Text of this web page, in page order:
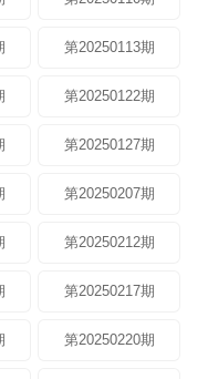
第20250113期
第20250122期
第20250127期
第20250207期
第20250212期
第20250217期
第20250220期